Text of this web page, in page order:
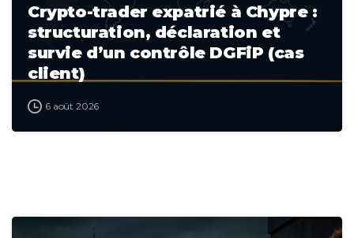
Crypto-trader expatrié à Chypre :
structuration, déclaration et
survie d’un contrôle DGFiP (cas
client)
6 août 2026